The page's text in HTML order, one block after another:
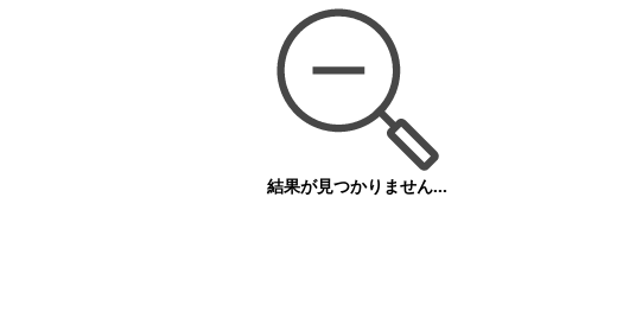
結果が見つかりません...